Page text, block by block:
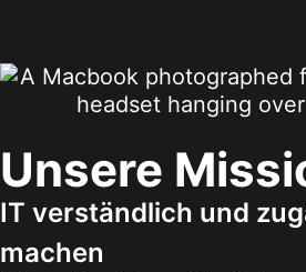
Unsere
IT verständlich und
machen